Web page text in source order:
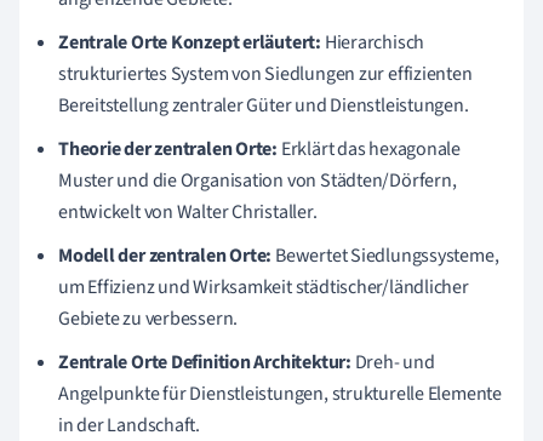
Zentrale Orte Konzept erläutert: Hierarchisch
strukturiertes System von Siedlungen zur effizienten
Bereitstellung zentraler Güter und Dienstleistungen.
Theorie der zentralen Orte: Erklärt das hexagonale
Muster und die Organisation von Städten/Dörfern,
entwickelt von Walter Christaller.
Modell der zentralen Orte: Bewertet Siedlungssysteme,
um Effizienz und Wirksamkeit städtischer/ländlicher
Gebiete zu verbessern.
Zentrale Orte Definition Architektur: Dreh- und
Angelpunkte für Dienstleistungen, strukturelle Elemente
in der Landschaft.